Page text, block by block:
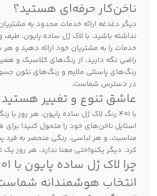
ناخن‌کار حرفه‌ای هستید؟
دیگر دغدغه ارائه خدمات محدود به
نداشته باشید. با لاک ژل ساده پایون،
خدمات را به مشتریان خود ارائه دهید و هر
راضی نگه دارید. از رنگ‌های کلاسیک و
رنگ‌های پاستلی ملایم و رنگ‌های نئون
در دسترس شماست.
عاشق تنوع و تغییر
با 401 رنگ لاک ژل ساده پایون، هر روز با
استایل ناخن‌های خود را متحول کنید!
مناسبت، و هر لباسی، رنگی منحصر به فرد
کرد. دیگر یکنواختی معنا ندارد، هر روز یک
انتخاب هوشمندانه